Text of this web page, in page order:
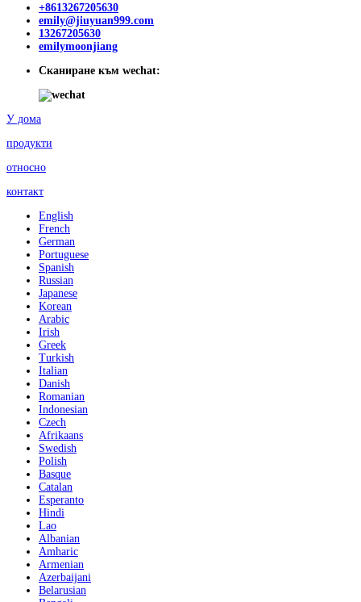
+8613267205630
emily@jiuyuan999.com
13267205630
emilymoonjiang
Сканиране към wechat:
У дома
продукти
относно
контакт
English
French
German
Portuguese
Spanish
Russian
Japanese
Korean
Arabic
Irish
Greek
Turkish
Italian
Danish
Romanian
Indonesian
Czech
Afrikaans
Swedish
Polish
Basque
Catalan
Esperanto
Hindi
Lao
Albanian
Amharic
Armenian
Azerbaijani
Belarusian